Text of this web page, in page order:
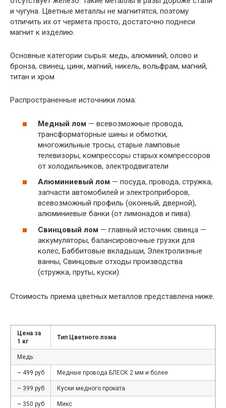
и чугуна. Цветные металлы не магнитятся, поэтому
отличить их от чермета просто, достаточно поднеси
магнит к изделию.
Основные категории сырья: медь, алюминий, олово и
бронза, свинец, цинк, магний, никель, вольфрам, магний,
титан и хром
Распространенные источники лома:
Медный лом — всевозможные провода,
трансформаторные шины и обмотки,
многожильные тросы, старые ламповые
телевизоры, компрессоры старых компрессоров
от холодильников, электродвигатели
Алюминиевый лом — посуда, провода, стружка,
запчасти автомобилей и электроприборов,
всевозможный профиль (оконный, дверной),
алюминиевые банки (от лимонадов и пива).
Свинцовый лом — главный источник свинца —
аккумуляторы, балансировочные грузки для
колес, Баббитовые вкладыши, Электролизные
ванны, Свинцовые отходы производства
(стружка, пруты, куски).
Стоимость приема цветных металлов представлена ниже.
Цена за
1 кг
Тип Цветного лома
Медь:
~ 499 руб Медные провода БЛЕСК 2 мм и более
~ 399 руб Куски медного проката
~ 350 руб Микс